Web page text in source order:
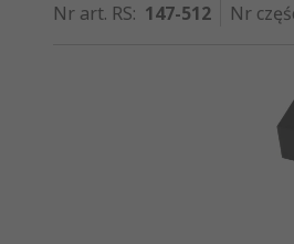
Nr art. RS: 147-512 Nr